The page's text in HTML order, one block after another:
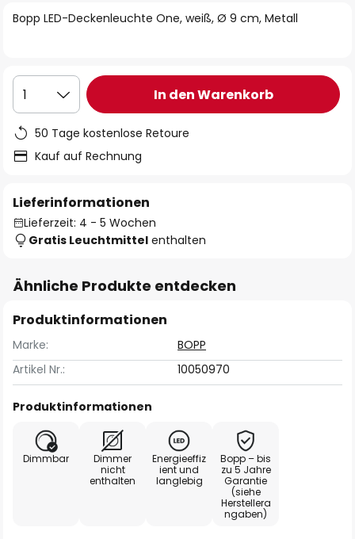
Bopp LED-Deckenleuchte One, weiß, Ø 9 cm, Metall
1 In den Warenkorb
50 Tage kostenlose Retoure
Kauf auf Rechnung
Lieferinformationen
Lieferzeit: 4 - 5 Wochen
Gratis Leuchtmittel enthalten
Ähnliche Produkte entdecken
Produktinformationen
Marke:
BOPP
Artikel Nr.:
10050970
Produktinformationen
Dimmbar
Dimmer
nicht
enthalten
Energieeffiz
ient und
langlebig
Bopp – bis
zu 5 Jahre
Garantie
(siehe
Herstellera
ngaben)